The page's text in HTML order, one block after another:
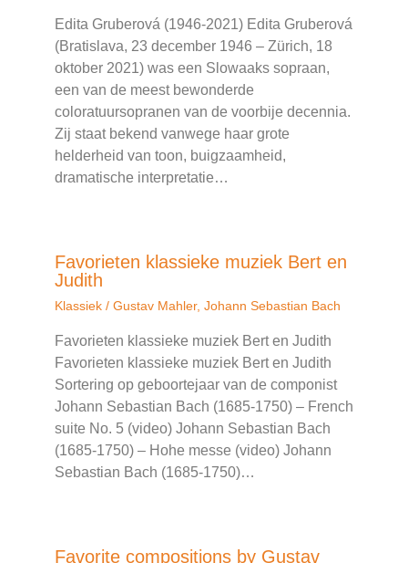
Edita Gruberová (1946-2021) Edita Gruberová
(Bratislava, 23 december 1946 – Zürich, 18
oktober 2021) was een Slowaaks sopraan,
een van de meest bewonderde
coloratuursopranen van de voorbije decennia.
Zij staat bekend vanwege haar grote
helderheid van toon, buigzaamheid,
dramatische interpretatie…
Favorieten klassieke muziek Bert en
Judith
Klassiek / Gustav Mahler, Johann Sebastian Bach
Favorieten klassieke muziek Bert en Judith
Favorieten klassieke muziek Bert en Judith
Sortering op geboortejaar van de componist
Johann Sebastian Bach (1685-1750) – French
suite No. 5 (video) Johann Sebastian Bach
(1685-1750) – Hohe messe (video) Johann
Sebastian Bach (1685-1750)…
Favorite compositions by Gustav